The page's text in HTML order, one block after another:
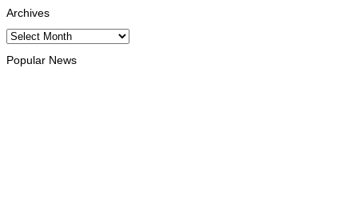
Archives
Archives
Popular News